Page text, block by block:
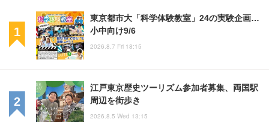
東京都市大「科学体験教室」24の実験企画…
小中向け9/6
2026.8.7 Fri 18:15
江戸東京歴史ツーリズム参加者募集、両国駅
周辺を街歩き
2026.8.5 Wed 13:15